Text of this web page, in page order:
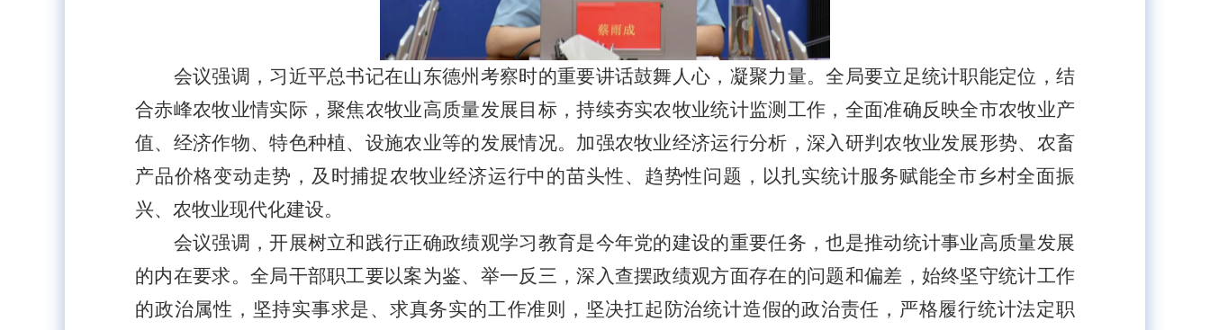
会议强调，习近平总书记在山东德州考察时的重要讲话鼓舞人心，凝聚力量。全局要立足统计职能定位，结
合赤峰农牧业情实际，聚焦农牧业高质量发展目标，持续夯实农牧业统计监测工作，全面准确反映全市农牧业产
值、经济作物、特色种植、设施农业等的发展情况。加强农牧业经济运行分析，深入研判农牧业发展形势、农畜
产品价格变动走势，及时捕捉农牧业经济运行中的苗头性、趋势性问题，以扎实统计服务赋能全市乡村全面振
兴、农牧业现代化建设。
会议强调，开展树立和践行正确政绩观学习教育是今年党的建设的重要任务，也是推动统计事业高质量发展
的内在要求。全局干部职工要以案为鉴、举一反三，深入查摆政绩观方面存在的问题和偏差，始终坚守统计工作
的政治属性，坚持实事求是、求真务实的工作准则，坚决扛起防治统计造假的政治责任，严格履行统计法定职